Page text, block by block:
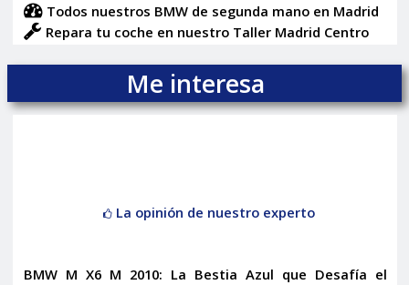
Todos nuestros BMW de segunda mano en Madrid
Repara tu coche en nuestro Taller Madrid Centro
Me interesa
La opinión de nuestro experto
BMW M X6 M 2010: La Bestia Azul que Desafía el